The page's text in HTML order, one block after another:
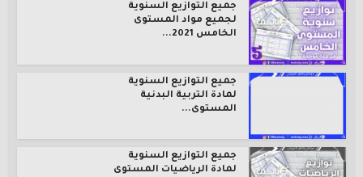
جميع التوازيع السنوية
لجميع مواد المستوى
الخامس 2021...
جميع التوازيع السنوية
لمادة التربية البدنية
المستوى...
جميع التوازيع السنوية
لمادة الرياضيات المستوى